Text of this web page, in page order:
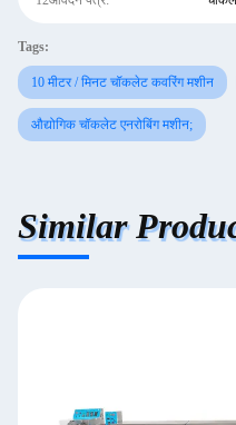
Tags:
10 मीटर / मिनट चॉकलेट कवरिंग मशीन
औद्योगिक चॉकलेट एनरोबिंग मशीन;
Similar